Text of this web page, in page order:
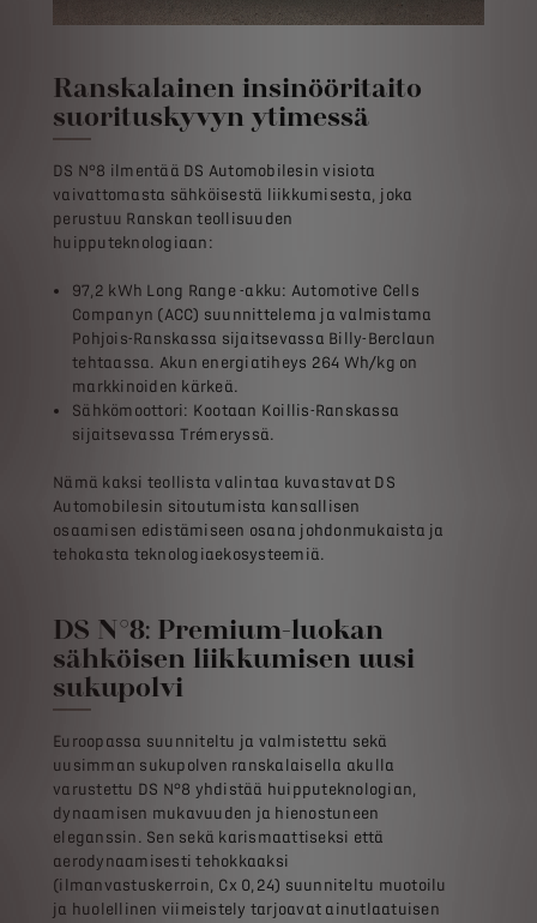
Ranskalainen insinööritaito
suorituskyvyn ytimessä
DS N°8 ilmentää DS Automobilesin visiota
vaivattomasta sähköisestä liikkumisesta, joka
perustuu Ranskan teollisuuden
huipputeknologiaan:
97,2 kWh Long Range -akku: Automotive Cells
Companyn (ACC) suunnittelema ja valmistama
Pohjois-Ranskassa sijaitsevassa Billy-Berclaun
tehtaassa. Akun energiatiheys 264 Wh/kg on
markkinoiden kärkeä.
Sähkömoottori: Kootaan Koillis-Ranskassa
sijaitsevassa Trémeryssä.
Nämä kaksi teollista valintaa kuvastavat DS
Automobilesin sitoutumista kansallisen
osaamisen edistämiseen osana johdonmukaista ja
tehokasta teknologiaekosysteemiä.
DS N°8: Premium-luokan
sähköisen liikkumisen uusi
sukupolvi
Euroopassa suunniteltu ja valmistettu sekä
uusimman sukupolven ranskalaisella akulla
varustettu DS N°8 yhdistää huipputeknologian,
dynaamisen mukavuuden ja hienostuneen
eleganssin. Sen sekä karismaattiseksi että
aerodynaamisesti tehokkaaksi
(ilmanvastuskerroin, Cx 0,24) suunniteltu muotoilu
ja huolellinen viimeistely tarjoavat ainutlaatuisen